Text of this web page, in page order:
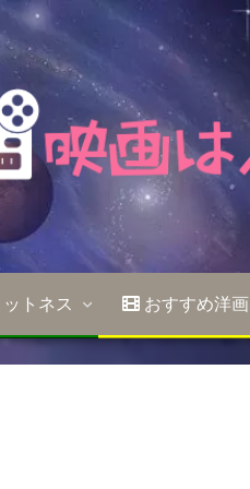
ットネス おすすめ洋画